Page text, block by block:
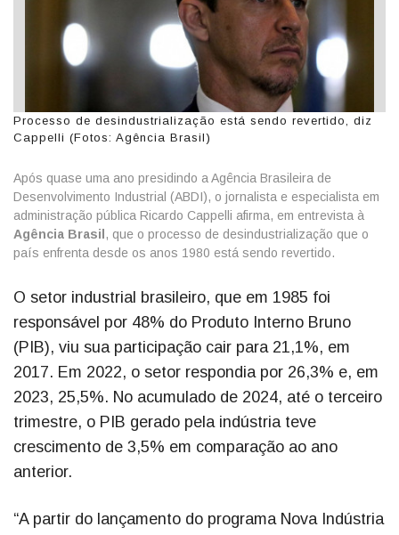
Processo de desindustrialização está sendo revertido, diz
Cappelli (Fotos: Agência Brasil)
Após quase uma ano presidindo a Agência Brasileira de
Desenvolvimento Industrial (ABDI), o jornalista e especialista em
administração pública Ricardo Cappelli afirma, em entrevista à
Agência Brasil , que o processo de desindustrialização que o
país enfrenta desde os anos 1980 está sendo revertido.
O setor industrial brasileiro, que em 1985 foi
responsável por 48% do Produto Interno Bruno
(PIB), viu sua participação cair para 21,1%, em
2017. Em 2022, o setor respondia por 26,3% e, em
2023, 25,5%. No acumulado de 2024, até o terceiro
trimestre, o PIB gerado pela indústria teve
crescimento de 3,5% em comparação ao ano
anterior.
“A partir do lançamento do programa Nova Indústria